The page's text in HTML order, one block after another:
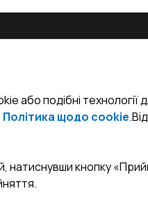
або подібні технології
Політика щодо cookie.
натиснувши кнопку